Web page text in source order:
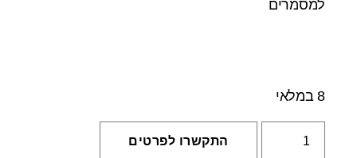
למסמרים
8 במלאי
התקשרו לפרטים